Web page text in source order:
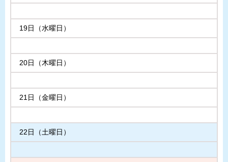
19日（水曜日）
20日（木曜日）
21日（金曜日）
22日（土曜日）